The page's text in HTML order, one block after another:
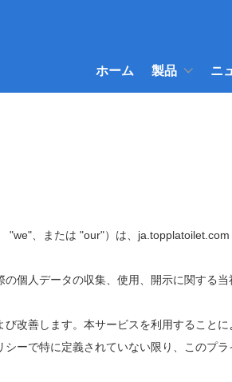
ホーム 製品 ニ
"we"、または "our"）は、
個人データの収集、使用、開示に関する
改善します。本サービスを利用すること
ーで特に定義されていない限り、このプ